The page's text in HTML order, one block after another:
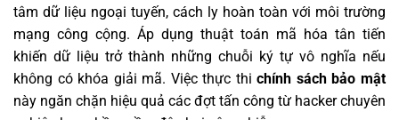
tâm dữ liệu ngoại tuyến, cách ly hoàn toàn với môi trường
mạng công cộng. Áp dụng thuật toán mã hóa tân tiến
khiến dữ liệu trở thành những chuỗi ký tự vô nghĩa nếu
không có khóa giải mã. Việc thực thichính sách bảo mật
này ngăn chặn hiệu quả các đợt tấn công từ hacker chuyên